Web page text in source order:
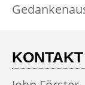
KONTAKT